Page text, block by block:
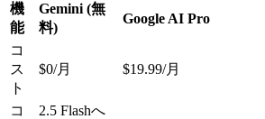
機
能
Gemini (無
料)
Google AI Pro
コ
ス
ト
$0/月 $19.99/月
コ
2.5 Flashへ